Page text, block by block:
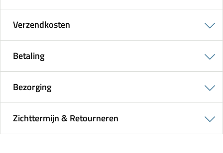
Verzendkosten
Betaling
Bezorging
Zichttermijn & Retourneren